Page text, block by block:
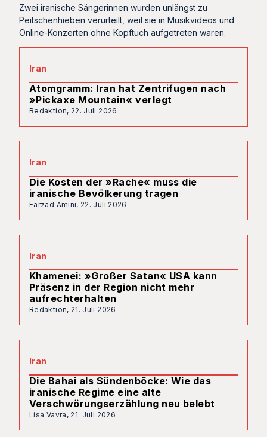
Zwei iranische Sängerinnen wurden unlängst zu
Peitschenhieben verurteilt, weil sie in Musikvideos und
Online-Konzerten ohne Kopftuch aufgetreten waren.
Iran
Atomgramm: Iran hat Zentrifugen nach
»Pickaxe Mountain« verlegt
Redaktion, 22. Juli 2026
Iran
Die Kosten der »Rache« muss die
iranische Bevölkerung tragen
Farzad Amini, 22. Juli 2026
Iran
Khamenei: »Großer Satan« USA kann
Präsenz in der Region nicht mehr
aufrechterhalten
Redaktion, 21. Juli 2026
Iran
Die Bahai als Sündenböcke: Wie das
iranische Regime eine alte
Verschwörungserzählung neu belebt
Lisa Vavra, 21. Juli 2026